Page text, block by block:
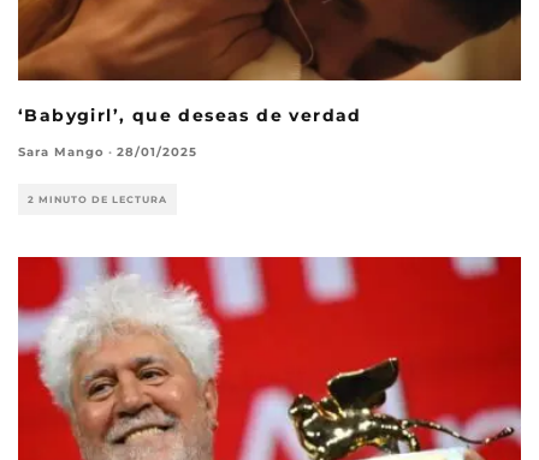
‘Babygirl’, que deseas de verdad
Sara Mango · 28/01/2025
2 MINUTO DE LECTURA